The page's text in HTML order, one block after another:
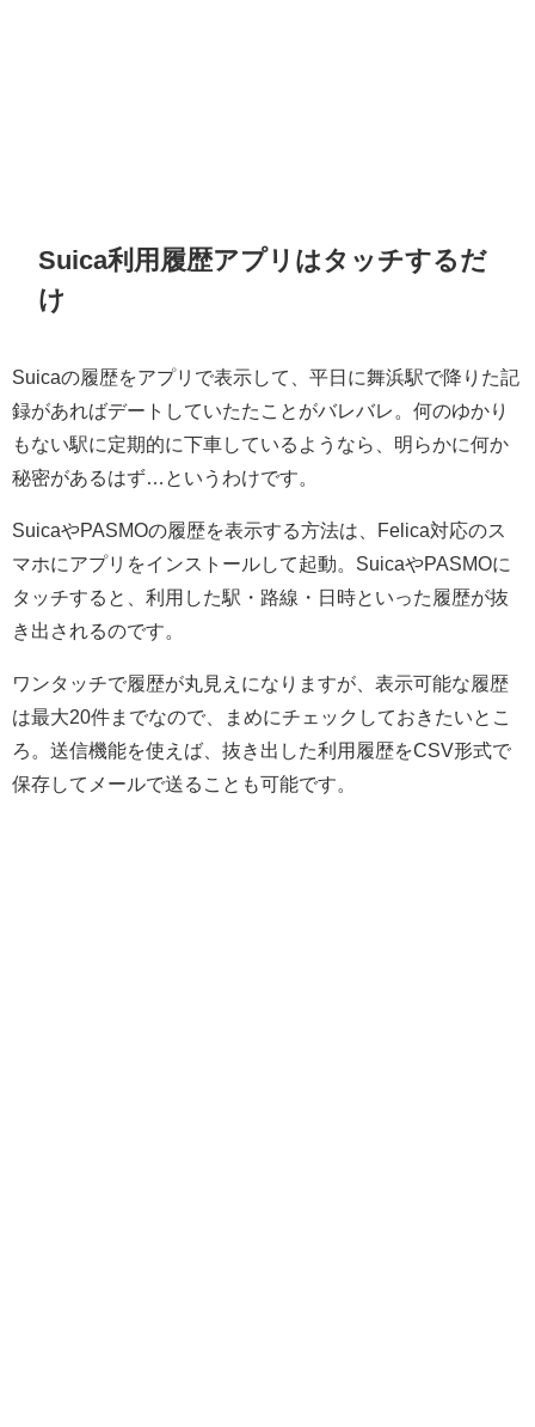
Suica利用履歴アプリはタッチするだ
け
Suicaの履歴をアプリで表示して、平日に舞浜駅で降りた記
録があればデートしていたたことがバレバレ。何のゆかり
もない駅に定期的に下車しているようなら、明らかに何か
秘密があるはず…というわけです。
SuicaやPASMOの履歴を表示する方法は、Felica対応のス
マホにアプリをインストールして起動。SuicaやPASMOに
タッチすると、利用した駅・路線・日時といった履歴が抜
き出されるのです。
ワンタッチで履歴が丸見えになりますが、表示可能な履歴
は最大20件までなので、まめにチェックしておきたいとこ
ろ。送信機能を使えば、抜き出した利用履歴をCSV形式で
保存してメールで送ることも可能です。